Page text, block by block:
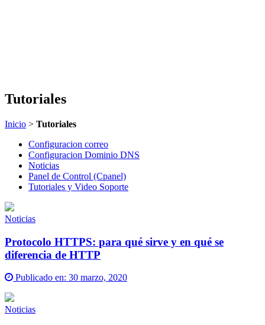
Tutoriales
Inicio > Tutoriales
Configuracion correo
Configuracion Dominio DNS
Noticias
Panel de Control (Cpanel)
Tutoriales y Video Soporte
Noticias
Protocolo HTTPS: para qué sirve y en qué se
diferencia de HTTP
Publicado en: 30 marzo, 2020
Noticias